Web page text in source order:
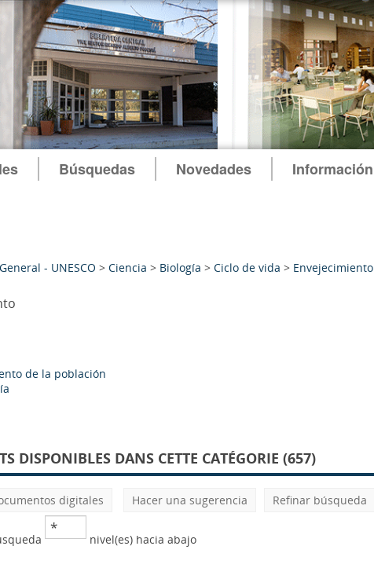
Búsquedas Novedades Información
- UNESCO > Ciencia > Biología > Ciclo de vida > Envejecimiento
de la población
DISPONIBLES DANS CETTE CATÉGORIE (657)
digitales Hacer una sugerencia Refinar búsqueda
nivel(es) hacia abajo